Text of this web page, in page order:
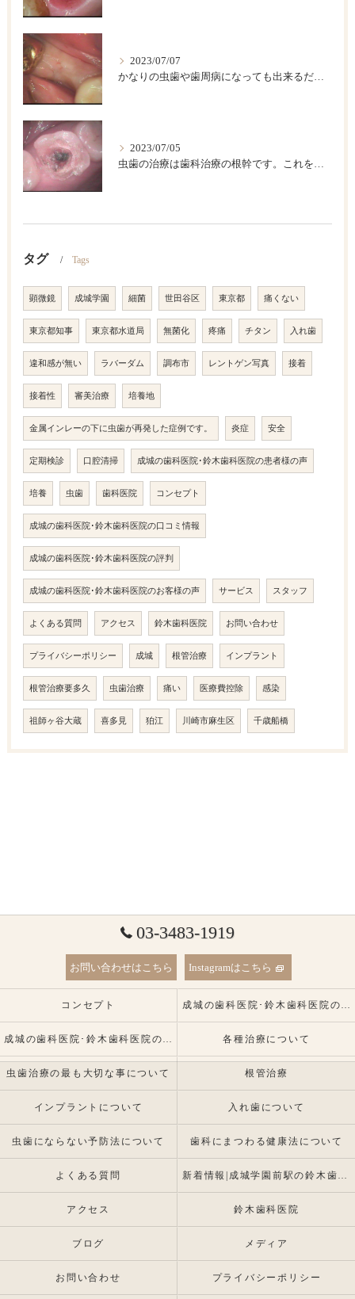
2023/07/07
かなりの虫歯や歯周病になっても出来るだけ歯は保存したいですが、歯をどうしても抜かなければならない場合があります。このような時に伝統的な入れ歯やブリッジなどによって欠損部を回復する方法がありますが、条件が合えば、インプラント治療が一番具合が良い治療法です。
2023/07/05
虫歯の治療は歯科治療の根幹です。これを精密にして歯の寿命を長くしましょう。
タグ Tags
顕微鏡 成城学園 細菌 世田谷区 東京都 痛くない
東京都知事 東京都水道局 無菌化 疼痛 チタン 入れ歯
違和感が無い ラバーダム 調布市 レントゲン写真 接着
接着性 審美治療 培養地
金属インレーの下に虫歯が再発した症例です。 炎症 安全
定期検診 口腔清掃 成城の歯科医院･鈴木歯科医院の患者様の声
培養 虫歯 歯科医院 コンセプト
成城の歯科医院･鈴木歯科医院の口コミ情報
成城の歯科医院･鈴木歯科医院の評判
成城の歯科医院･鈴木歯科医院のお客様の声 サービス スタッフ
よくある質問 アクセス 鈴木歯科医院 お問い合わせ
プライバシーポリシー 成城 根管治療 インプラント
根管治療要多久 虫歯治療 痛い 医療費控除 感染
祖師ヶ谷大蔵 喜多見 狛江 川崎市麻生区 千歳船橋
03-3483-1919
お問い合わせはこちら Instagramはこちら
コンセプト 成城の歯科医院･鈴木歯科医院の口コミ情報
成城の歯科医院･鈴木歯科医院の患者様の声 各種治療について
虫歯治療の最も大切な事について 根管治療
インプラントについて 入れ歯について
虫歯にならない予防法について 歯科にまつわる健康法について
よくある質問 新着情報|成城学園前駅の鈴木歯科医院 |インプラント・入れ歯専門
アクセス 鈴木歯科医院
ブログ メディア
お問い合わせ プライバシーポリシー